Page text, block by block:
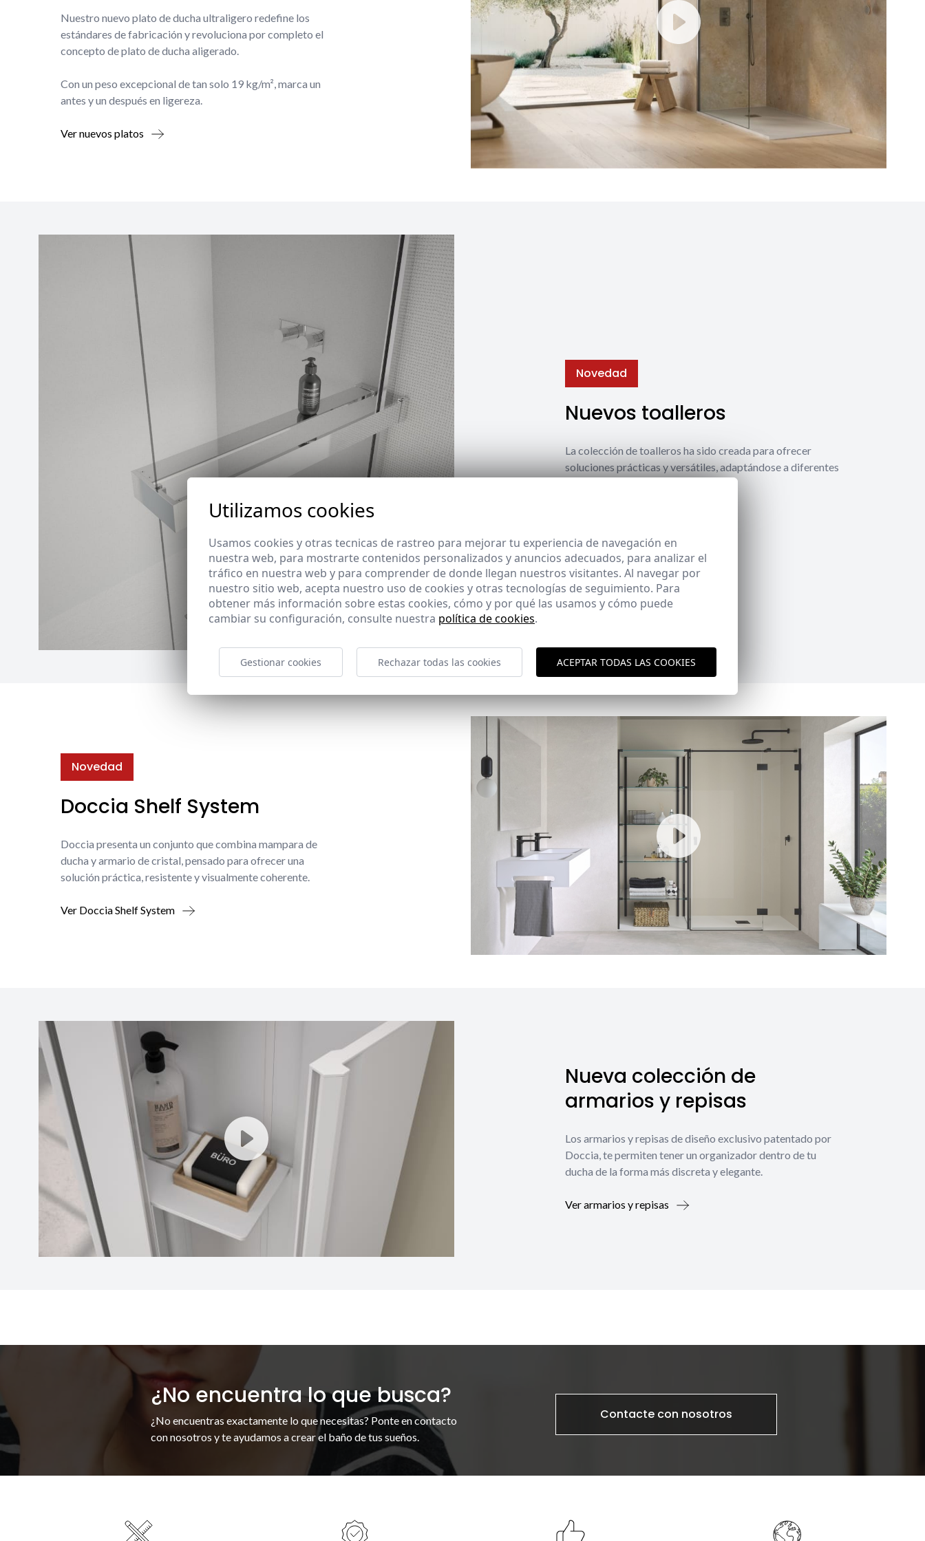
Nuestro nuevo plato de ducha ultraligero redefine los
estándares de fabricación y revoluciona por completo el
concepto de plato de ducha aligerado.
Con un peso excepcional de tan solo 19 kg/m², marca un
antes y un después en ligereza.
Ver nuevos platos
Novedad
Nuevos toalleros
La colección de toalleros ha sido creada para ofrecer
soluciones prácticas y versátiles, adaptándose a diferentes
Novedad
Doccia Shelf System
Doccia presenta un conjunto que combina mampara de
ducha y armario de cristal, pensado para ofrecer una
solución práctica, resistente y visualmente coherente.
Ver Doccia Shelf System
Nueva colección de
armarios y repisas
Los armarios y repisas de diseño exclusivo patentado por
Doccia, te permiten tener un organizador dentro de tu
ducha de la forma más discreta y elegante.
Ver armarios y repisas
¿No encuentra lo que busca?
¿No encuentras exactamente lo que necesitas? Ponte en contacto
con nosotros y te ayudamos a crear el baño de tus sueños.
Contacte con nosotros
Utilizamos cookies
Usamos cookies y otras tecnicas de rastreo para mejorar tu experiencia de navegación en
nuestra web, para mostrarte contenidos personalizados y anuncios adecuados, para analizar el
tráfico en nuestra web y para comprender de donde llegan nuestros visitantes. Al navegar por
nuestro sitio web, acepta nuestro uso de cookies y otras tecnologías de seguimiento. Para
obtener más información sobre estas cookies, cómo y por qué las usamos y cómo puede
cambiar su configuración, consulte nuestra política de cookies.
Gestionar cookies Rechazar todas las cookies ACEPTAR TODAS LAS COOKIES